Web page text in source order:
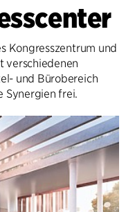
Kongresszentrum und
verschiedenen
und Bürobereich
Synergien frei.